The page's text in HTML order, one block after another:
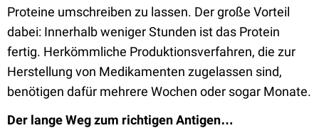
Proteine umschreiben zu lassen. Der große Vorteil
dabei: Innerhalb weniger Stunden ist das Protein
fertig. Herkömmliche Produktionsverfahren, die zur
Herstellung von Medikamenten zugelassen sind,
benötigen dafür mehrere Wochen oder sogar Monate.
Der lange Weg zum richtigen Antigen…